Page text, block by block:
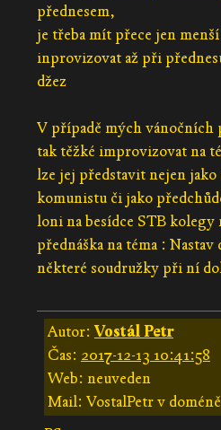
přednesem,
je třeba mít přece jen
inprovizovat až při
džez
V případě mých vánočních
tak těžké improvizovat na
lze jej představit nejen jako
komunistu či jako
loni na besídce STB kolegy
přednáška na téma :
některé soudružky při ní
Autor:Vostál Petr
Čas: 2017-12-13 10:41:58
Web: neuveden
Mail: VostalPetr v